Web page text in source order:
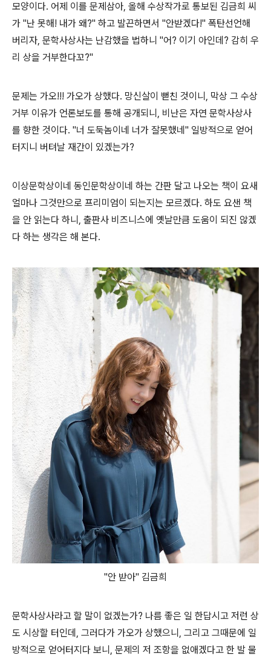
모양이다. 어제 이를 문제삼아, 올해 수상작가로 통보된 김금희 씨
가 "난 못해! 내가 왜?" 하고 발끈하면서 "안받겠다!" 폭탄선언해
버리자, 문학사상사는 난감했을 법하니 "어? 이기 아인데? 감히 우
리 상을 거부한다꼬?"
문제는 가오!!! 가오가 상했다. 망신살이 뻗친 것이니, 막상 그 수상
거부 이유가 언론보도를 통해 공개되니, 비난은 자연 문학사상사
를 향한 것이다. "너 도둑놈이네 너가 잘못했네" 일방적으로 얻어
터지니 버텨날 재간이 있겠는가?
이상문학상이네 동인문학상이네 하는 간판 달고 나오는 책이 요새
얼마나 그것만으로 프리미엄이 되는지는 모르겠다. 하도 요샌 책
을 안 읽는다 하니, 출판사 비즈니스에 옛날만큼 도움이 되진 않겠
다 하는 생각은 해 본다.
"안 받아" 김금희
문학사상사라고 할 말이 없겠는가? 나름 좋은 일 한답시고 저런 상
도 시상할 터인데, 그러다가 가오가 상했으니, 그리고 그때문에 일
방적으로 얻어터지다 보니, 문제의 저 조항을 없애겠다고 한 발 물